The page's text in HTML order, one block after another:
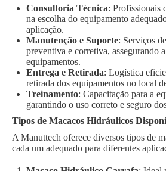
Consultoria Técnica: Profissionais
na escolha do equipamento
aplicação.
Manutenção e Suporte: Serviços
preventiva e corretiva, assegurando
equipamentos.
Entrega e Retirada: Logística
retirada dos equipamentos no local
Treinamento: Capacitação para a
garantindo o uso correto e seguro
Tipos de Macacos Hidráulicos
A Manuttech oferece diversos tipos de
cada um adequado para diferentes